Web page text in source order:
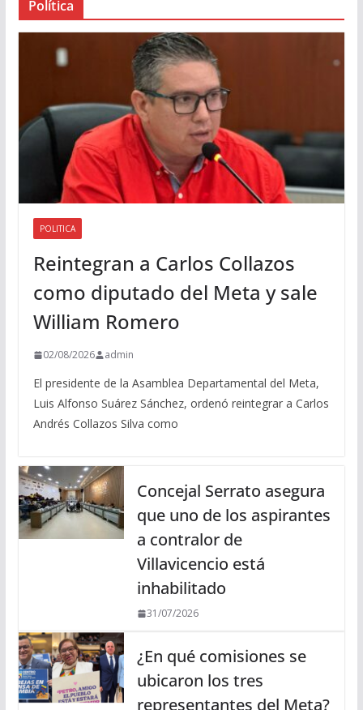
Política
POLITICA
Reintegran a Carlos Collazos
como diputado del Meta y sale
William Romero
02/08/2026 admin
El presidente de la Asamblea Departamental del Meta,
Luis Alfonso Suárez Sánchez, ordenó reintegrar a Carlos
Andrés Collazos Silva como
Concejal Serrato asegura
que uno de los aspirantes
a contralor de
Villavicencio está
inhabilitado
31/07/2026
¿En qué comisiones se
ubicaron los tres
representantes del Meta?